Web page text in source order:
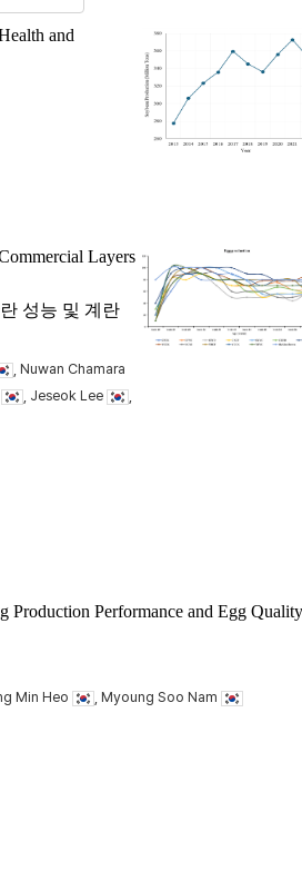
and
Layers
성능 및 계란
, Nuwan Chamara
, Jeseok Lee
Production Performance and Egg
Min Heo
, Myoung Soo Nam